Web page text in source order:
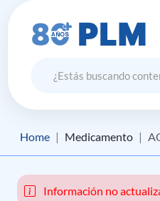
Home Medicamento
Información no